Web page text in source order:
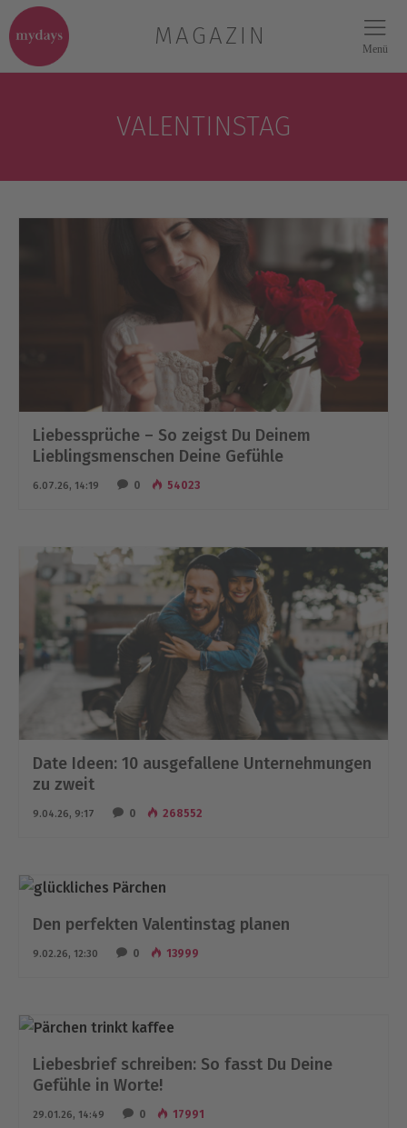
MAGAZIN Menü
VALENTINSTAG
Liebessprüche – So zeigst Du Deinem
Lieblingsmenschen Deine Gefühle
6.07.26, 14:19 0 54023
Date Ideen: 10 ausgefallene Unternehmungen
zu zweit
9.04.26, 9:17 0 268552
Den perfekten Valentinstag planen
9.02.26, 12:30 0 13999
Liebesbrief schreiben: So fasst Du Deine
Gefühle in Worte!
29.01.26, 14:49 0 17991